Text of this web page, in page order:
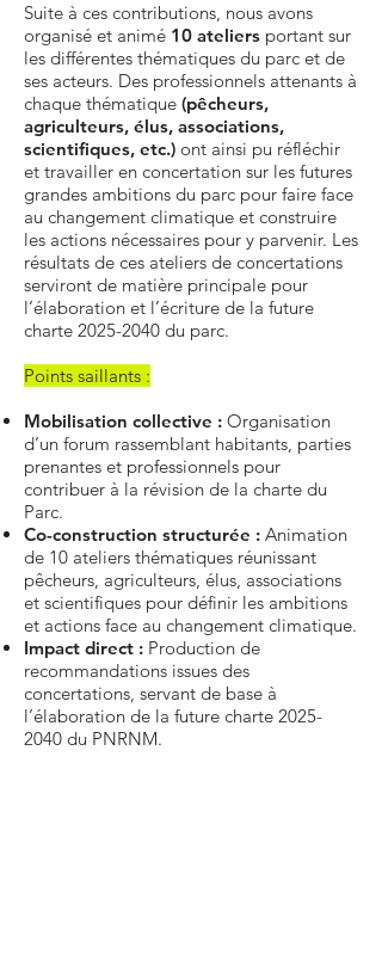
Suite à ces contributions, nous avons
organisé et animé 10 ateliers portant sur
les différentes thématiques du parc et de
ses acteurs. Des professionnels attenants à
chaque thématique (pêcheurs,
agriculteurs, élus, associations,
scientifiques, etc.) ont ainsi pu réfléchir
et travailler en concertation sur les futures
grandes ambitions du parc pour faire face
au changement climatique et construire
les actions nécessaires pour y parvenir. Les
résultats de ces ateliers de concertations
serviront de matière principale pour
l’élaboration et l’écriture de la future
charte 2025-2040 du parc.
​Points saillants :
Mobilisation collective : Organisation
d’un forum rassemblant habitants, parties
prenantes et professionnels pour
contribuer à la révision de la charte du
Parc.
Co-construction structurée : Animation
de 10 ateliers thématiques réunissant
pêcheurs, agriculteurs, élus, associations
et scientifiques pour définir les ambitions
et actions face au changement climatique.
Impact direct : Production de
recommandations issues des
concertations, servant de base à
l’élaboration de la future charte 2025-
2040 du PNRNM.